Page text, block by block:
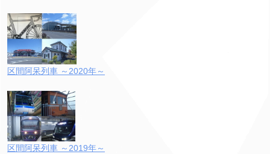
区間阿呆列車 ～2020年～
区間阿呆列車 ～2019年～